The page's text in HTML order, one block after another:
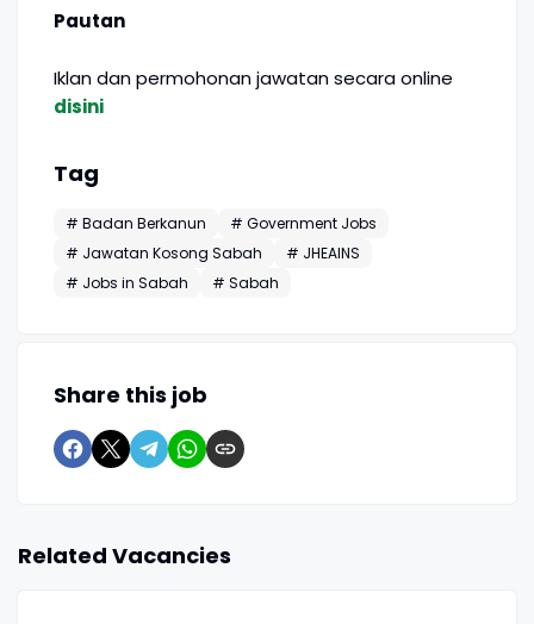
Pautan
Iklan dan permohonan jawatan secara online
disini
Tag
# Badan Berkanun
# Government Jobs
# Jawatan Kosong Sabah
# JHEAINS
# Jobs in Sabah
# Sabah
Share this job
Related Vacancies